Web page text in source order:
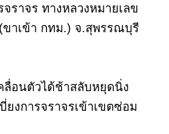
ราจร ทางหลวงหมายเลข
ขาเข้า กทม.) จ.สุพรรณบุรี
ลื่อนตัวได้ช้าสลับหยุดนิ่ง
ยงการจราจรเข้าเขตซ่อม